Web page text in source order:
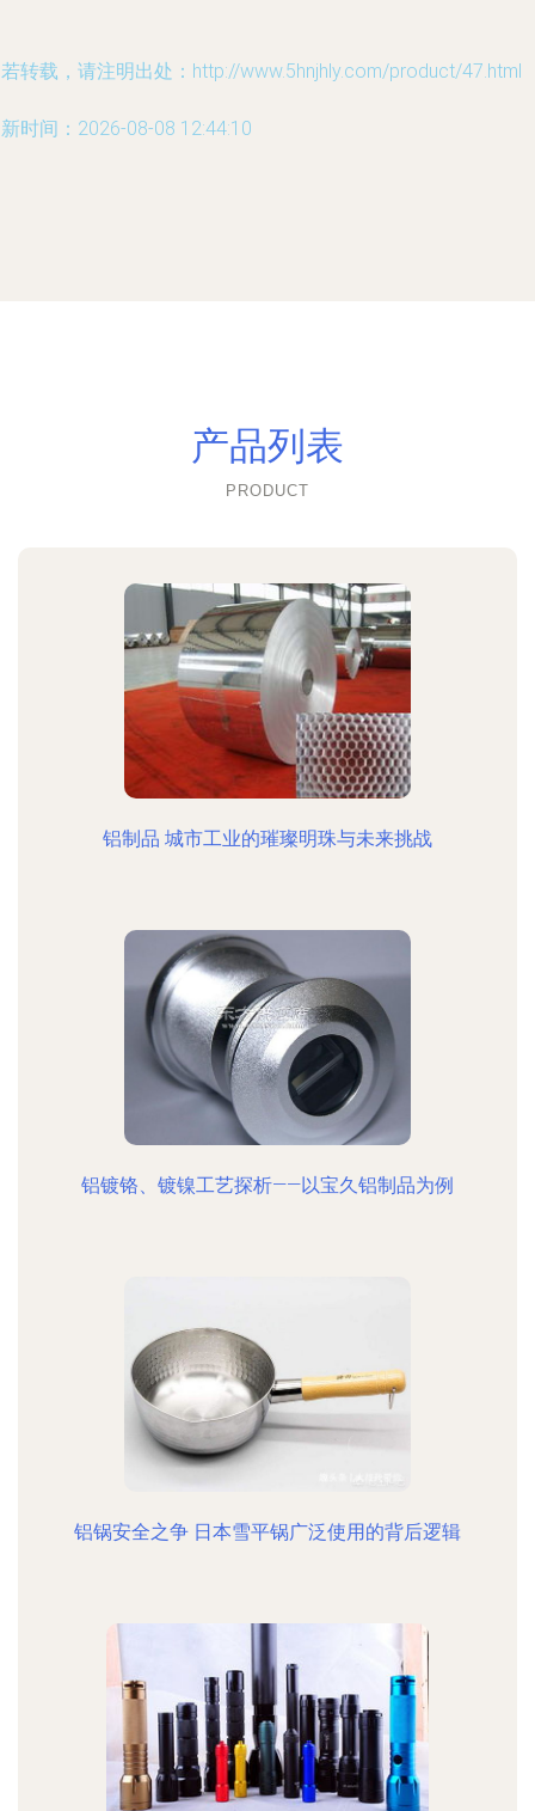
转载，请注明出处：http://www.5hnjhly.com/product/47.html
时间：2026-08-08 12:44:10
产品列表
PRODUCT
铝制品 城市工业的璀璨明珠与未来挑战
铝镀铬、镀镍工艺探析——以宝久铝制品为例
铝锅安全之争 日本雪平锅广泛使用的背后逻辑